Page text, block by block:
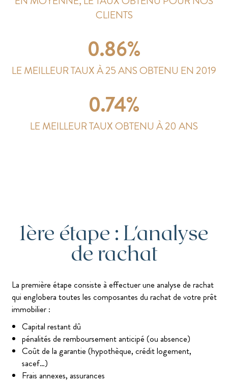
CLIENTS
0.86%
LE MEILLEUR TAUX À 25 ANS OBTENU EN 2019
0.74%
LE MEILLEUR TAUX OBTENU À 20 ANS
1ère étape : L'analyse
de rachat
La première étape consiste à effectuer une analyse de rachat
qui englobera toutes les composantes du rachat de votre prêt
immobilier :
Capital restant dû
pénalités de remboursement anticipé (ou absence)
Coût de la garantie (hypothèque, crédit logement,
sacef…)
Frais annexes, assurances